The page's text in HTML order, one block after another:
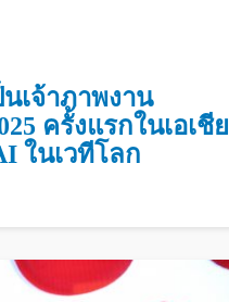
เจ้าภาพงาน
ครั้งแรกในเอเชีย
ในเวทีโลก